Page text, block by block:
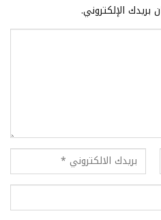
بريدك الإلكتروني.